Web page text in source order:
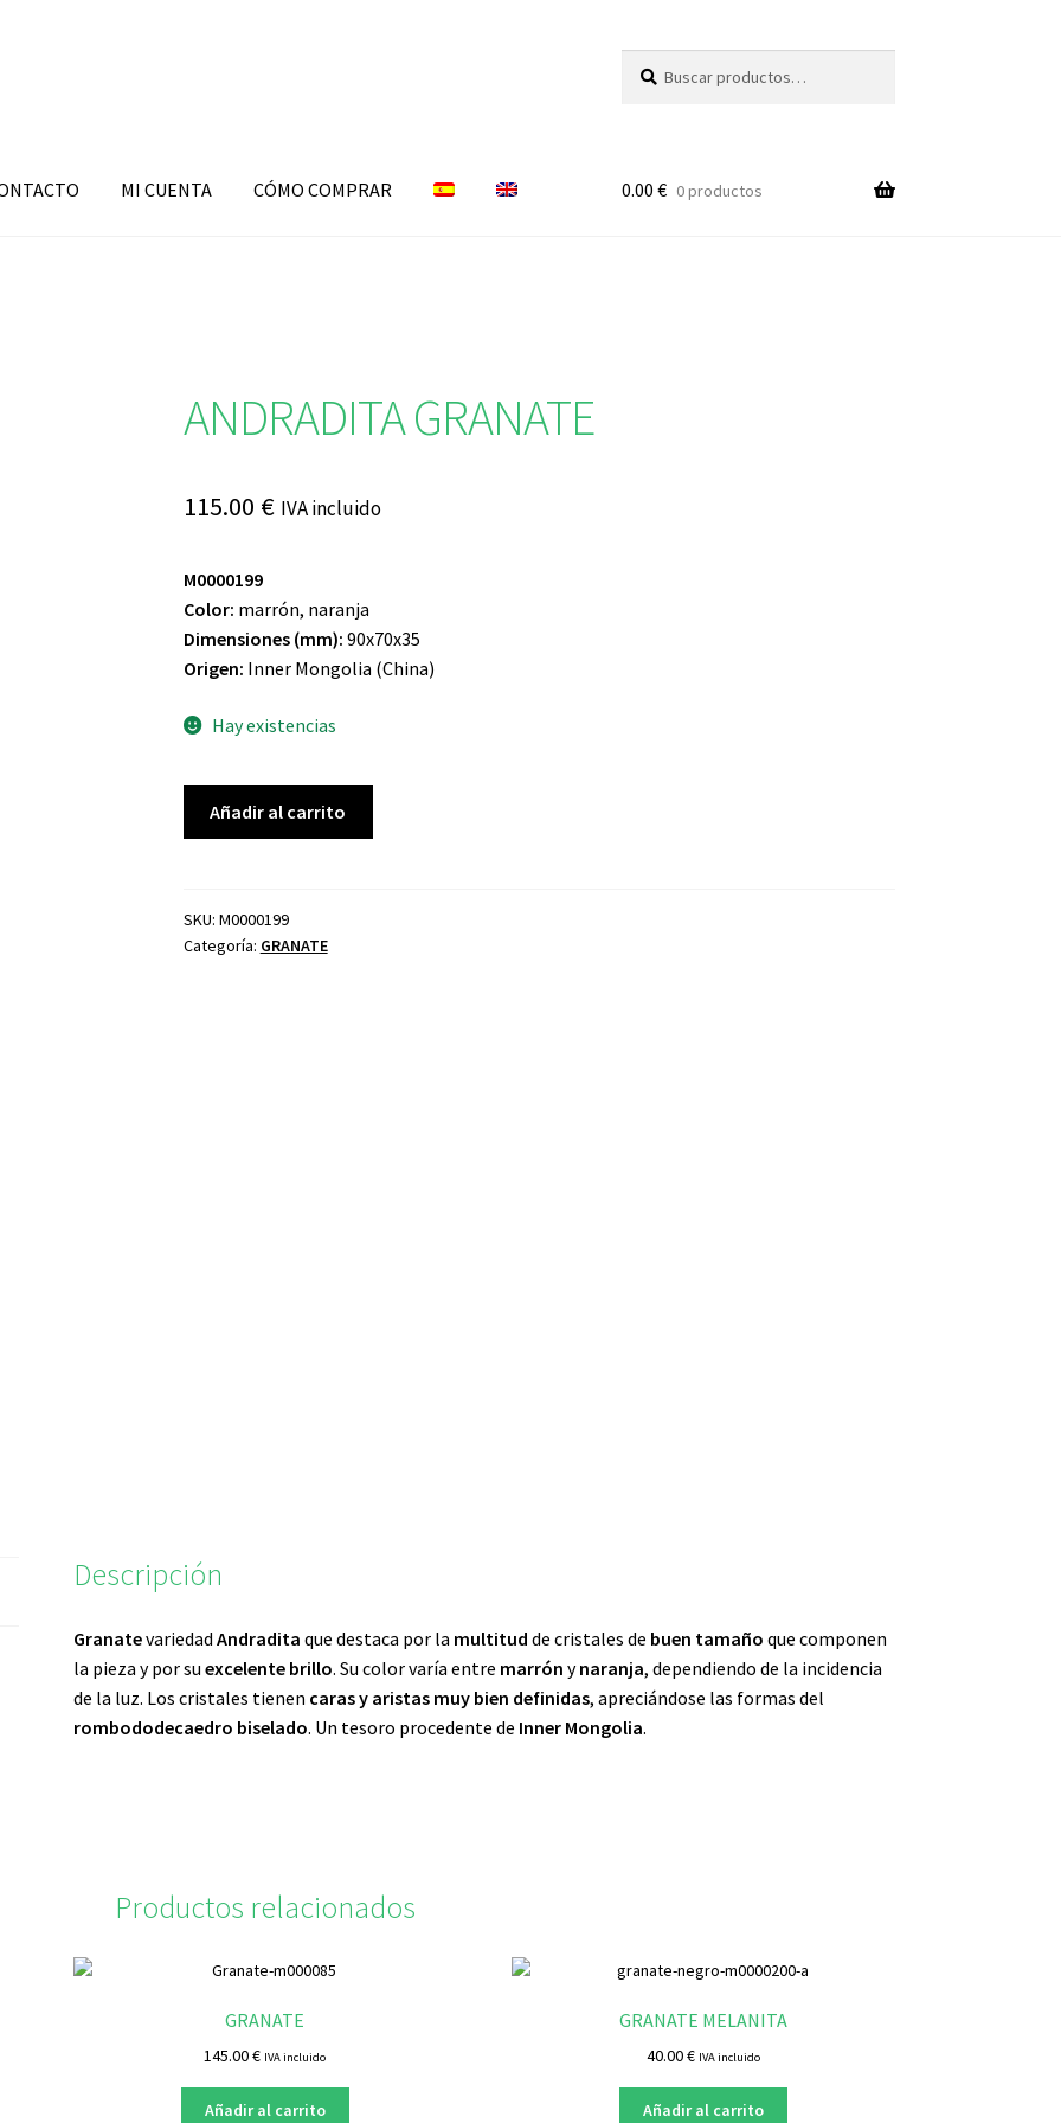
por:
MI CUENTA CÓMO COMPRAR 0.00 € 0 productos
ANDRADITA GRANATE
115.00 € IVA incluido
M0000199
Color: marrón, naranja
Dimensiones(mm): 90x70x35
Origen: Inner Mongolia (China)
Hay existencias
Añadir al carrito
SKU: M0000199
Categoría: GRANATE
Descripción
GranatevariedadAndradita que destaca por la multitud de cristales de buen tamaño que componen
la pieza y por suexcelente brillo. Su color varía entre marrón ynaranja, dependiendo de la incidencia
de la luz. Los cristales tienen caras y aristas muy bien definidas, apreciándose las formas del
rombododecaedro biselado. Un tesoro procedente de Inner Mongolia.
Productos relacionados
GRANATE
145.00€ IVA incluido
Añadir al carrito
GRANATE MELANITA
40.00€ IVA incluido
Añadir al carrito